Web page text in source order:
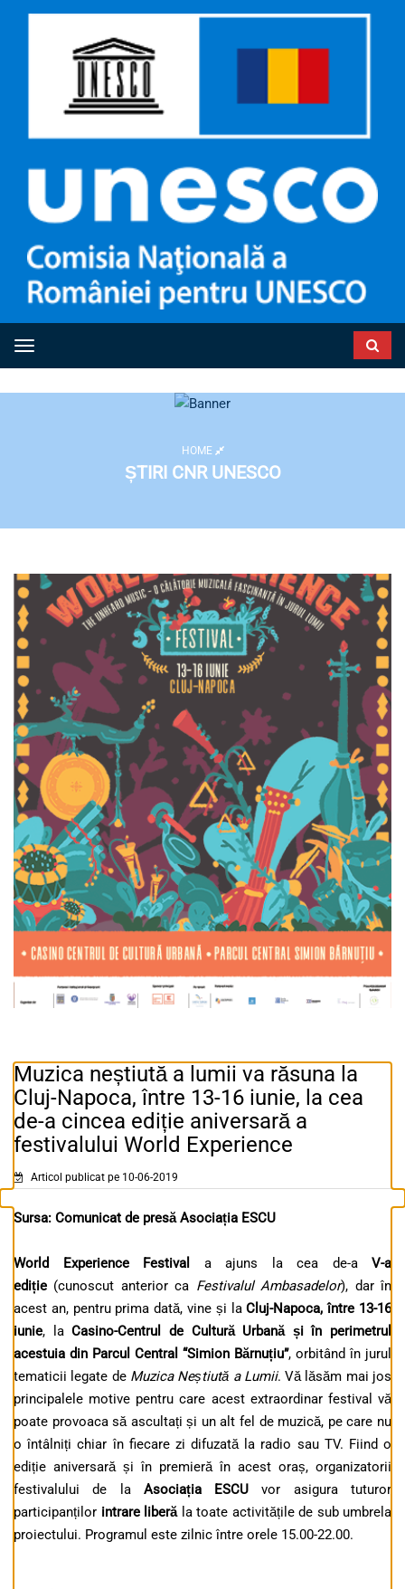
Toggle navigation
HOME
ȘTIRI CNR UNESCO
Muzica neștiută a lumii va răsuna la
Cluj-Napoca, între 13-16 iunie, la cea
de-a cincea ediție aniversară a
festivalului World Experience
Articol publicat pe 10-06-2019
Sursa: Comunicat de presă Asociația ESCU
World Experience Festival a ajuns la cea de-a V-a
ediție (cunoscut anterior ca Festivalul Ambasadelor), dar în
acest an, pentru prima dată, vine și laCluj-Napoca, între 13-16
iunie, laCasino-Centrul de Cultură Urbană și în perimetrul
acestuia din Parcul Central “Simion Bărnuțiu”, orbitând în jurul
tematicii legate de Muzica Neștiută a Lumii. Vă lăsăm mai jos
principalele motive pentru care acest extraordinar festival vă
poate provoaca să ascultați și un alt fel de muzică, pe care nu
o întâlniți chiar în fiecare zi difuzată la radio sau TV. Fiind o
ediție aniversară și în premieră în acest oraș, organizatorii
festivalului de la Asociația ESCU vor asigura tuturor
participanților intrare liberăla toate activitățile de sub umbrela
proiectului. Programul este zilnic între orele 15.00-22.00.